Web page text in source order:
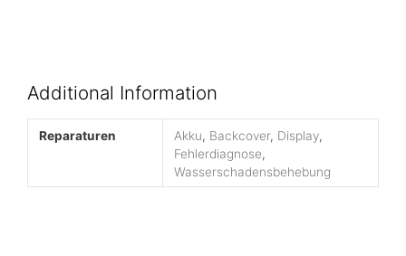
Additional Information
Reparaturen Akku, Backcover, Display,
Fehlerdiagnose,
Wasserschadensbehebung